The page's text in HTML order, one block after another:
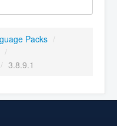
Packs /
/
/ 3.8.9.1